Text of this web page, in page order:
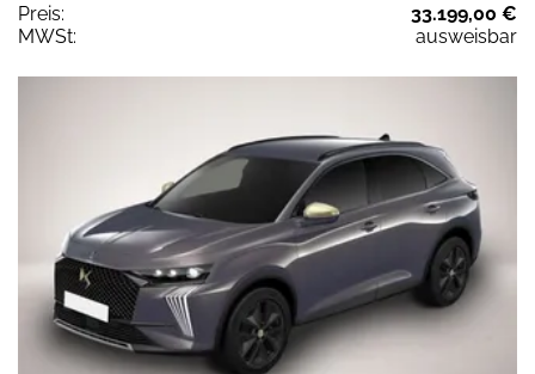
Preis:
33.199,00 €
MWSt:
ausweisbar